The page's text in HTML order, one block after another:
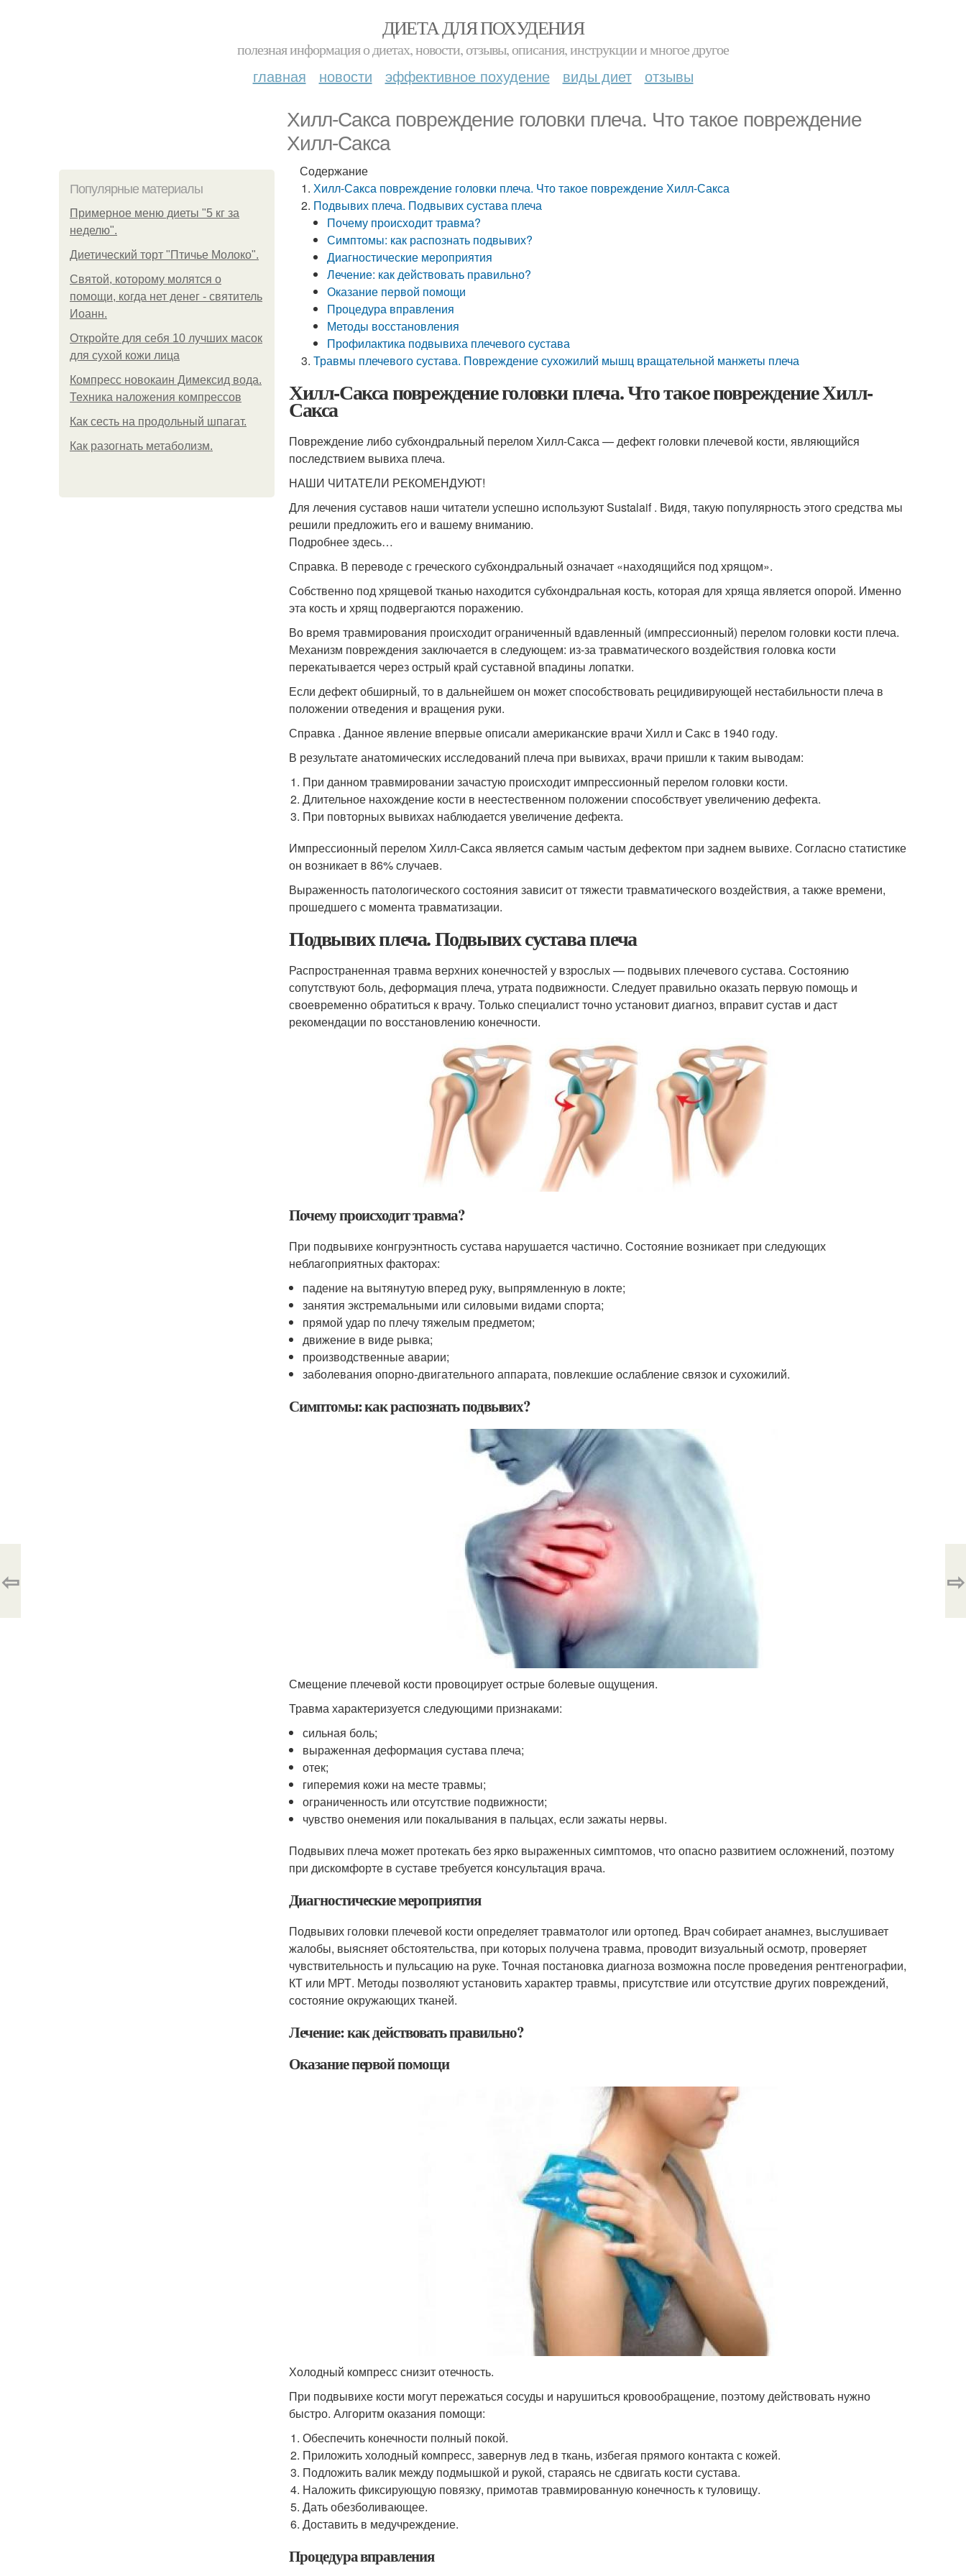
ДИЕТА ДЛЯ ПОХУДЕНИЯ
полезная информация о диетах, новости, отзывы, описания, инструкции и многое другое
главная новости эффективное похудение виды диет отзывы
Хилл-Сакса повреждение головки плеча. Что такое повреждение
Хилл-Сакса
Популярные материалы
Примерное меню диеты "5 кг за
неделю".
Диетический торт "Птичье Молоко".
Святой, которому молятся о
помощи, когда нет денег - святитель
Иоанн.
Откройте для себя 10 лучших масок
для сухой кожи лица
Компресс новокаин Димексид вода.
Техника наложения компрессов
Как сесть на продольный шпагат.
Как разогнать метаболизм.
Содержание
Хилл-Сакса повреждение головки плеча. Что такое повреждение Хилл-Сакса
Подвывих плеча. Подвывих сустава плеча
Почему происходит травма?
Симптомы: как распознать подвывих?
Диагностические мероприятия
Лечение: как действовать правильно?
Оказание первой помощи
Процедура вправления
Методы восстановления
Профилактика подвывиха плечевого сустава
Травмы плечевого сустава. Повреждение сухожилий мышц вращательной манжеты плеча
Хилл-Сакса повреждение головки плеча. Что такое повреждение Хилл-
Сакса
Повреждение либо субхондральный перелом Хилл-Сакса — дефект головки плечевой кости, являющийся
последствием вывиха плеча.
НАШИ ЧИТАТЕЛИ РЕКОМЕНДУЮТ!
Для лечения суставов наши читатели успешно используют Sustalaif . Видя, такую популярность этого средства мы
решили предложить его и вашему вниманию.
Подробнее здесь…
Справка. В переводе с греческого субхондральный означает «находящийся под хрящом».
Собственно под хрящевой тканью находится субхондральная кость, которая для хряща является опорой. Именно
эта кость и хрящ подвергаются поражению.
Во время травмирования происходит ограниченный вдавленный (импрессионный) перелом головки кости плеча.
Механизм повреждения заключается в следующем: из-за травматического воздействия головка кости
перекатывается через острый край суставной впадины лопатки.
Если дефект обширный, то в дальнейшем он может способствовать рецидивирующей нестабильности плеча в
положении отведения и вращения руки.
Справка . Данное явление впервые описали американские врачи Хилл и Сакс в 1940 году.
В результате анатомических исследований плеча при вывихах, врачи пришли к таким выводам:
При данном травмировании зачастую происходит импрессионный перелом головки кости.
Длительное нахождение кости в неестественном положении способствует увеличению дефекта.
При повторных вывихах наблюдается увеличение дефекта.
Импрессионный перелом Хилл-Сакса является самым частым дефектом при заднем вывихе. Согласно статистике
он возникает в 86% случаев.
Выраженность патологического состояния зависит от тяжести травматического воздействия, а также времени,
прошедшего с момента травматизации.
Подвывих плеча. Подвывих сустава плеча
Распространенная травма верхних конечностей у взрослых — подвывих плечевого сустава. Состоянию
сопутствуют боль, деформация плеча, утрата подвижности. Следует правильно оказать первую помощь и
своевременно обратиться к врачу. Только специалист точно установит диагноз, вправит сустав и даст
рекомендации по восстановлению конечности.
Почему происходит травма?
При подвывихе конгруэнтность сустава нарушается частично. Состояние возникает при следующих
неблагоприятных факторах:
падение на вытянутую вперед руку, выпрямленную в локте;
занятия экстремальными или силовыми видами спорта;
прямой удар по плечу тяжелым предметом;
движение в виде рывка;
производственные аварии;
заболевания опорно-двигательного аппарата, повлекшие ослабление связок и сухожилий.
Симптомы: как распознать подвывих?
Смещение плечевой кости провоцирует острые болевые ощущения.
Травма характеризуется следующими признаками:
сильная боль;
выраженная деформация сустава плеча;
отек;
гиперемия кожи на месте травмы;
ограниченность или отсутствие подвижности;
чувство онемения или покалывания в пальцах, если зажаты нервы.
Подвывих плеча может протекать без ярко выраженных симптомов, что опасно развитием осложнений, поэтому
при дискомфорте в суставе требуется консультация врача.
Диагностические мероприятия
Подвывих головки плечевой кости определяет травматолог или ортопед. Врач собирает анамнез, выслушивает
жалобы, выясняет обстоятельства, при которых получена травма, проводит визуальный осмотр, проверяет
чувствительность и пульсацию на руке. Точная постановка диагноза возможна после проведения рентгенографии,
КТ или МРТ. Методы позволяют установить характер травмы, присутствие или отсутствие других повреждений,
состояние окружающих тканей.
Лечение: как действовать правильно?
Оказание первой помощи
Холодный компресс снизит отечность.
При подвывихе кости могут пережаться сосуды и нарушиться кровообращение, поэтому действовать нужно
быстро. Алгоритм оказания помощи:
Обеспечить конечности полный покой.
Приложить холодный компресс, завернув лед в ткань, избегая прямого контакта с кожей.
Подложить валик между подмышкой и рукой, стараясь не сдвигать кости сустава.
Наложить фиксирующую повязку, примотав травмированную конечность к туловищу.
Дать обезболивающее.
Доставить в медучреждение.
Процедура вправления
⇦ ⇨